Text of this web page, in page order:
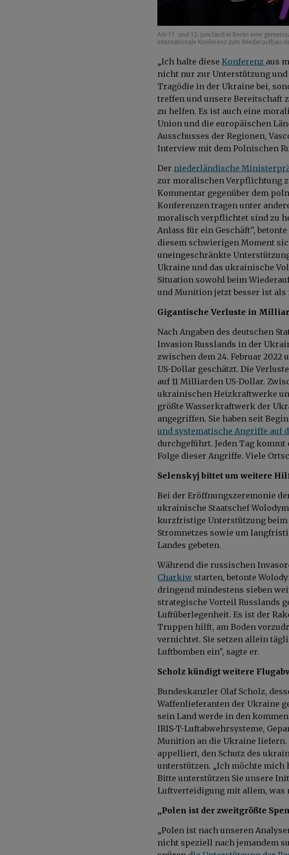
Am 11. und 12. Juni fand in Berlin eine
internationale Konferenz zum Wiederaufbau
„Ich halte diese Konferenz aus
nicht nur zur Unterstützung
Tragödie in der Ukraine bei,
treffen und unsere Bereitschaft
zu helfen. Es ist auch eine
Union und die europäischen
Ausschusses der Regionen,
Interview mit dem Polnischen
Der niederländische
zur moralischen Verpflichtung
Kommentar gegenüber dem
Konferenzen tragen unter
moralisch verpflichtet sind zu
Anlass für ein Geschäft",
diesem schwierigen Moment
uneingeschränkte
Ukraine und das ukrainische
Situation sowohl beim
und Munition jetzt besser ist als
Gigantische Verluste in
Nach Angaben des deutschen
Invasion Russlands in der
zwischen dem 24. Februar 2022
US-Dollar geschätzt. Die
auf 11 Milliarden US-Dollar.
ukrainischen Heizkraftwerke
größte Wasserkraftwerk der
angegriffen. Sie haben seit
und systematische Angriffe auf
durchgeführt. Jeden Tag
Folge dieser Angriffe. Viele
Selenskyj bittet um weitere
Bei der Eröffnungszeremonie
ukrainische Staatschef
kurzfristige Unterstützung
Stromnetzes sowie um
Landes gebeten.
Während die russischen
Charkiw starten, betonte
dringend mindestens sieben
strategische Vorteil Russlands
Luftüberlegenheit. Es ist der
Truppen hilft, am Boden
vernichtet. Sie setzen allein
Luftbomben ein", sagte er.
Scholz kündigt weitere
Bundeskanzler Olaf Scholz,
Waffenlieferanten der Ukraine
sein Land werde in den
IRIS-T-Luftabwehrsysteme,
Munition an die Ukraine liefern.
appelliert, den Schutz des
unterstützen. „Ich möchte mich
Bitte unterstützen Sie unsere
Luftverteidigung mit allem, was
„Polen ist der zweitgrößte
„Polen ist nach unseren
nicht speziell nach jemandem